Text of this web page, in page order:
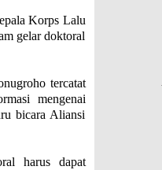
Korps Lalu
gelar doktoral
tercatat
mengenai
bicara Aliansi
harus dapat